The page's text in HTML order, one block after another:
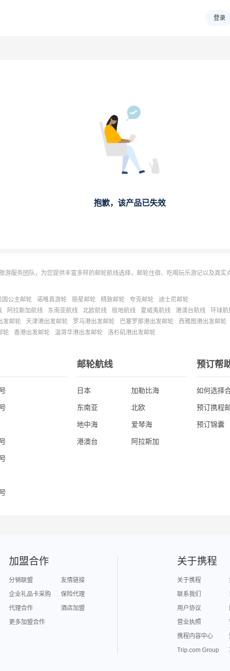
登录
抱歉，该产品已失效
服务团队，为您提供丰富多样的邮轮航线选择，邮轮住宿、吃喝玩乐游记以及真
国公主邮轮 诺唯真游轮 丽星邮轮 精致邮轮 夸克邮轮
迪士尼邮轮
阿拉斯加航线 东南亚航线 北欧航线 极地航线 夏威夷航线 港澳台航线 环球航
发邮轮 天津港出发邮轮 罗马港出发邮轮 巴塞罗那港出发邮轮 西雅图港出发邮轮
轮 香港出发邮轮 温哥华港出发邮轮 洛杉矶港出发邮轮
邮轮航线
日本 加勒比海
东南亚 北欧
地中海 爱琴海
港澳台 阿拉斯加
预订帮
如何选择
预订携程
预订锦囊
加盟合作
分销联盟
友情链接
企业礼品卡采购
保险代理
代理合作
酒店加盟
更多加盟合作
关于携程
关于携程
联系我们
用户协议
营业执照
携程内容中心
Trip.com Group